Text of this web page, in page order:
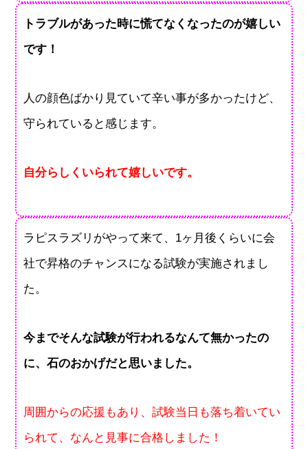
トラブルがあった時に慌てなくなったのが嬉しい
です！
人の顔色ばかり見ていて辛い事が多かったけど、
守られていると感じます。
自分らしくいられて嬉しいです。
ラピスラズリがやって来て、1ヶ月後くらいに会
社で昇格のチャンスになる試験が実施されまし
た。
今までそんな試験が行われるなんて無かったの
に、石のおかげだと思いました。
周囲からの応援もあり、試験当日も落ち着いてい
られて、なんと見事に合格しました！